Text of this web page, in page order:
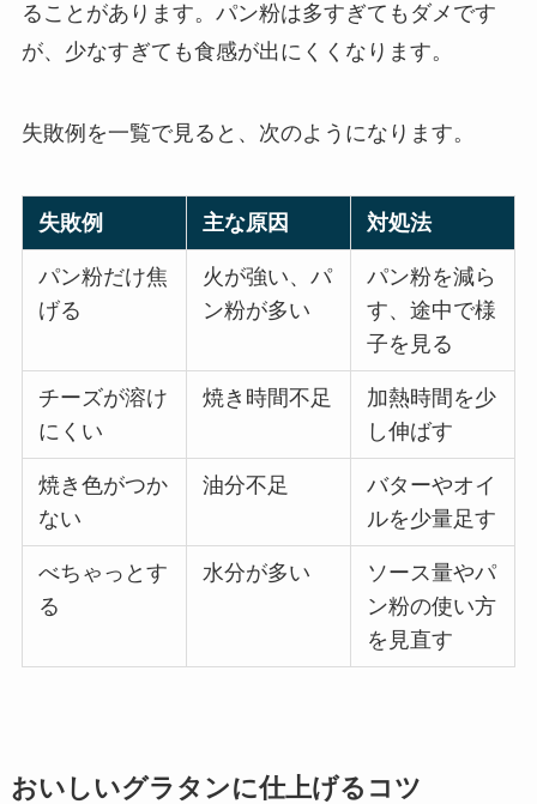
ることがあります。パン粉は多すぎてもダメです
が、少なすぎても食感が出にくくなります。
失敗例を一覧で見ると、次のようになります。
失敗例 主な原因 対処法
パン粉だけ焦
げる
火が強い、パ
ン粉が多い
パン粉を減ら
す、途中で様
子を見る
チーズが溶け
にくい
焼き時間不足
加熱時間を少
し伸ばす
焼き色がつか
ない
油分不足
バターやオイ
ルを少量足す
べちゃっとす
る
水分が多い
ソース量やパ
ン粉の使い方
を見直す
おいしいグラタンに仕上げるコツ